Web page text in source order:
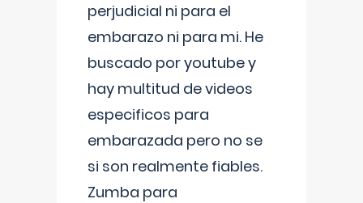
perjudicial ni para el
embarazo ni para mi. He
buscado por youtube y
hay multitud de videos
especificos para
embarazada pero no se
si son realmente fiables.
Zumba para